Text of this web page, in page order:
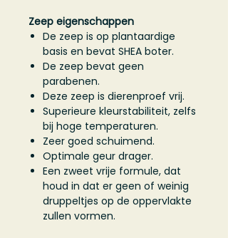
Zeep eigenschappen
De zeep is op plantaardige
basis en bevat SHEA boter.
De zeep bevat geen
parabenen.
Deze zeep is dierenproef vrij.
Superieure kleurstabiliteit, zelfs
bij hoge temperaturen.
Zeer goed schuimend.
Optimale geur drager.
Een zweet vrije formule, dat
houd in dat er geen of weinig
druppeltjes op de oppervlakte
zullen vormen.